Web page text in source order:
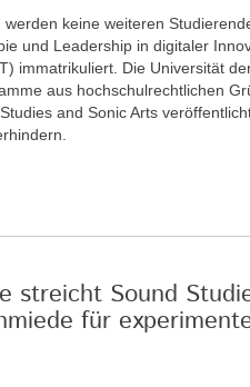
keine weiteren
und Leadership in digitaler
immatrikuliert. Die Universität
aus hochschulrechtlichen
and Sonic Arts
streicht Sound
für